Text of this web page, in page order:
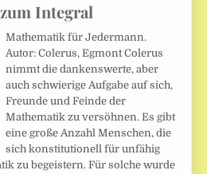
Integral
Mathematik für Jedermann.
Autor: Colerus, Egmont Colerus
nimmt die dankenswerte, aber
auch schwierige Aufgabe auf sich,
Freunde und Feinde der
Mathematik zu versöhnen. Es gibt
eine große Anzahl Menschen, die
sich konstitutionell für unfähig
zu begeistern. Für solche wurde